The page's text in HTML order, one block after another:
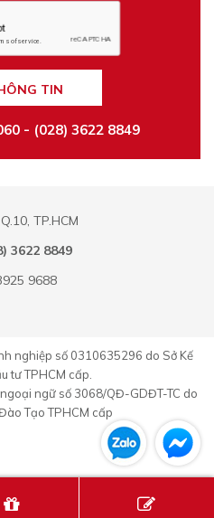
TIN
- (028) 3622 8849
TP.HCM
3622 8849
9688
nghiệp số 0310635296 do Sở Kế
tư TPHCM cấp.
ngữ số 3068/QĐ-GDĐT-TC do
Tạo TPHCM cấp